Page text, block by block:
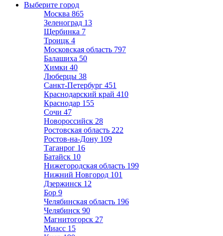
Выберите город
Москва 865
Зеленоград 13
Щербинка 7
Троицк 4
Московская область 797
Балашиха 50
Химки 40
Люберцы 38
Санкт-Петербург 451
Краснодарский край 410
Краснодар 155
Сочи 47
Новороссийск 28
Ростовская область 222
Ростов-на-Дону 109
Таганрог 16
Батайск 10
Нижегородская область 199
Нижний Новгород 101
Дзержинск 12
Бор 9
Челябинская область 196
Челябинск 90
Магнитогорск 27
Миасс 15